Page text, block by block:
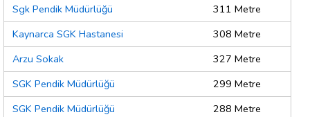
Sgk Pendik Müdürlüğü
311 Metre
Kaynarca SGK Hastanesi
308 Metre
Arzu Sokak
327 Metre
SGK Pendik Müdürlüğü
299 Metre
SGK Pendik Müdürlüğü
288 Metre